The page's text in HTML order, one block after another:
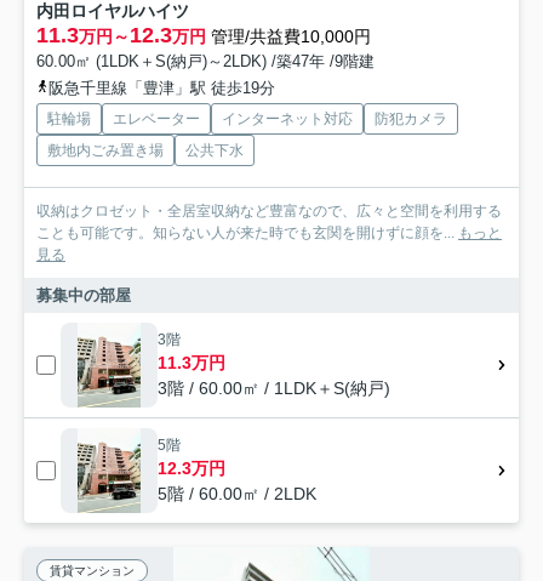
内田ロイヤルハイツ
11.3万円～12.3万円 管理/共益費10,000円
60.00㎡ (1LDK＋S(納戸)～2LDK) /築47年 /9階建
阪急千里線「豊津」駅 徒歩19分
駐輪場 エレベーター インターネット対応
防犯カメラ
敷地内ごみ置き場
公共下水
収納はクロゼット・全居室収納など豊富なので、広々と空間を利用する
ことも可能です。知らない人が来た時でも玄関を開けずに顔を... もっと
見る
募集中の部屋
3階
11.3万円
3階 / 60.00㎡ / 1LDK＋S(納戸)
5階
12.3万円
5階 / 60.00㎡ / 2LDK
賃貸マンション